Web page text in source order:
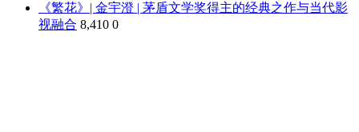
《繁花》| 金宇澄 | 茅盾文学奖得主的经典之作与当代影
视融合 8,410 0